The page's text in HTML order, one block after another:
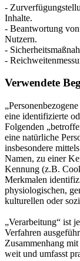
-
Inhalte.
- Beantwortung
Nutzern.
-
-
Verwendete
eine identifizierte
Folgenden
eine natürliche
insbesondere
Namen, zu einer
Kennung (z.B.
Merkmalen
physiologischen,
kulturellen oder
„Verarbeitung“ ist
Verfahren
Zusammenhang
weit und umfasst